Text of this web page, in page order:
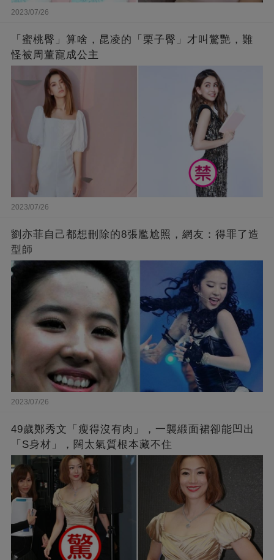
2023/07/26
「蜜桃臀」算啥，昆凌的「栗子臀」才叫驚艷，難
怪被周董寵成公主
2023/07/26
劉亦菲自己都想刪除的8張尷尬照，網友：得罪了造
型師
2023/07/26
49歲鄭秀文「瘦得沒有肉」，一襲緞面裙卻能凹出
「S身材」，闊太氣質根本藏不住